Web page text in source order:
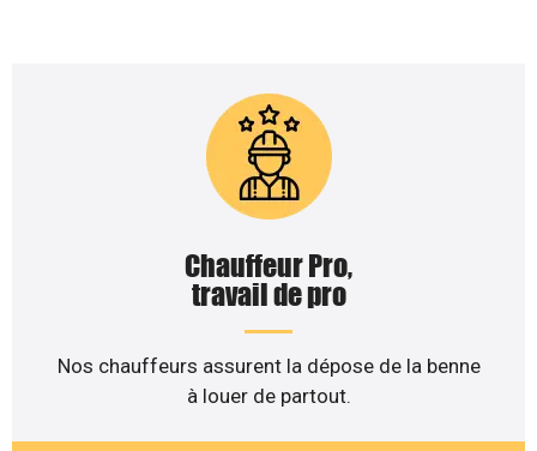
Chauffeur Pro,
travail de pro
Nos chauffeurs assurent la dépose de la benne
à louer de partout.